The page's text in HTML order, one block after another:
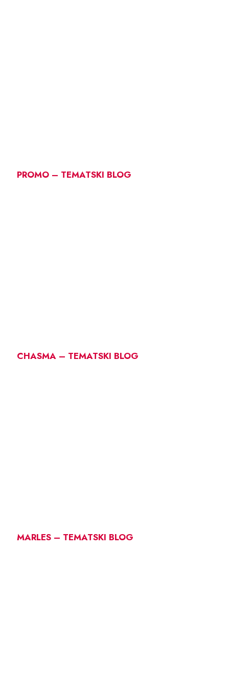
PROMO – TEMATSKI BLOG
CHASMA – TEMATSKI BLOG
MARLES – TEMATSKI BLOG